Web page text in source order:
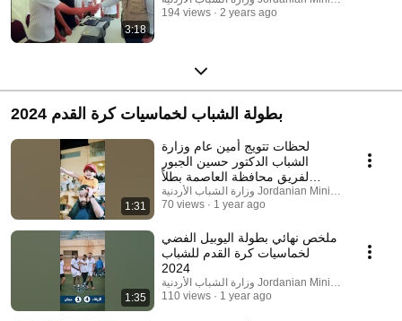
3:18
194 views
2 years ago
بطولة الشباب لخماسيات كرة القدم 2024
1:31
لحظات تتويج أمين عام وزارة
الشباب الدكتور حسين الجبور
لفريق محافظة العاصمة بطلاً
للمملكة
وزارة الشباب الأردنية Jordanian Ministry of Youth
70 views
1 year ago
1:35
ملخص نهائي بطولة اليوبيل الفضي
لخماسيات كرة القدم للشباب
2024
وزارة الشباب الأردنية Jordanian Ministry of Youth
110 views
1 year ago